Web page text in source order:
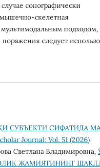
сонографически
скелетная
мультимодальным подходом,
следует
СУБЪЕКТИ СИФАТИДА
Journal: Vol. 51 (2026)
Светлана Владимировна,
ЖАМИЯТИНИНГ